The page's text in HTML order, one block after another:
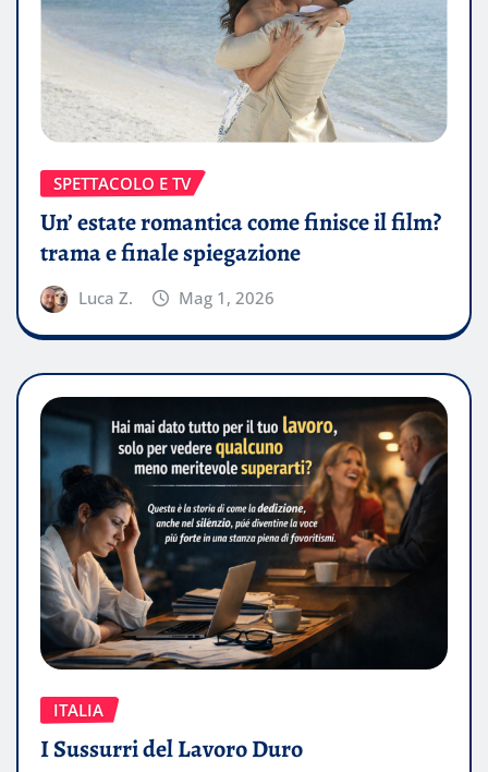
SPETTACOLO E TV
Un’ estate romantica come finisce il film?
trama e finale spiegazione
Luca Z. Mag 1, 2026
ITALIA
I Sussurri del Lavoro Duro